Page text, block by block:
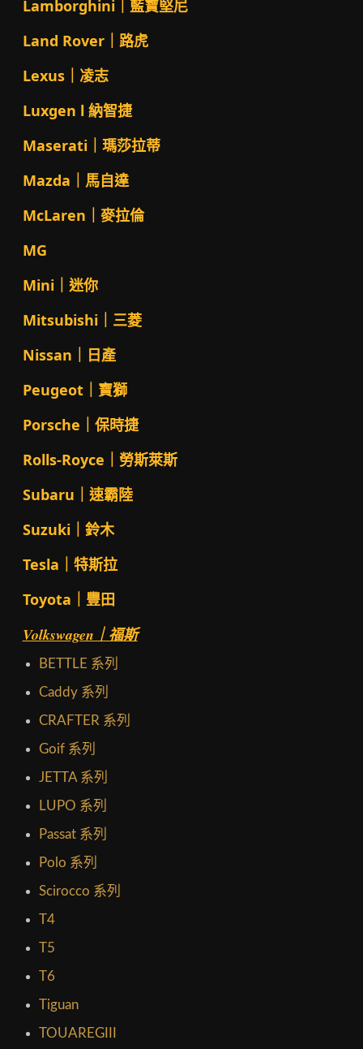
Lamborghini｜藍寶堅尼
Land Rover｜路虎
Lexus｜凌志
Luxgen l 納智捷
Maserati｜瑪莎拉蒂
Mazda｜馬自達
McLaren｜麥拉倫
MG
Mini｜迷你
Mitsubishi｜三菱
Nissan｜日產
Peugeot｜寶獅
Porsche｜保時捷
Rolls-Royce｜勞斯萊斯
Subaru｜速霸陸
Suzuki｜鈴木
Tesla｜特斯拉
Toyota｜豐田
Volkswagen｜福斯
BETTLE 系列
Caddy 系列
CRAFTER 系列
Goif 系列
JETTA 系列
LUPO 系列
Passat 系列
Polo 系列
Scirocco 系列
T4
T5
T6
Tiguan
TOUAREGIII